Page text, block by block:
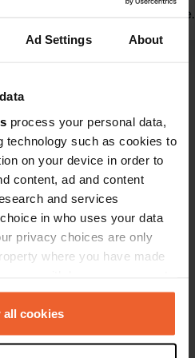
Ad Settings About
process your personal data,
technology such as cookies to
on your device in order to
content, ad and content
and services
in who uses your data
privacy choices are only
where you have made
or by clicking on
all cookies
et les
sont
se trouve
C'est
pour une
une
son
nous ne
séjour
piste
venu ici ?